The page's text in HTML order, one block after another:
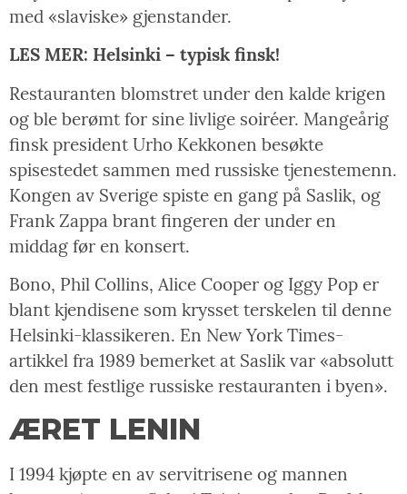
med «slaviske» gjenstander.
LES MER: Helsinki – typisk finsk!
Restauranten blomstret under den kalde krigen
og ble berømt for sine livlige soiréer. Mangeårig
finsk president Urho Kekkonen besøkte
spisestedet sammen med russiske tjenestemenn.
Kongen av Sverige spiste en gang på Saslik, og
Frank Zappa brant fingeren der under en
middag før en konsert.
Bono, Phil Collins, Alice Cooper og Iggy Pop er
blant kjendisene som krysset terskelen til denne
Helsinki-klassikeren. En New York Times-
artikkel fra 1989 bemerket at Saslik var «absolutt
den mest festlige russiske restauranten i byen».
ÆRET LENIN
I 1994 kjøpte en av servitrisene og mannen